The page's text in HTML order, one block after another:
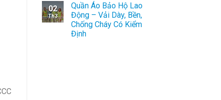
02
Th3
Quần Áo Bảo Hộ Lao
Động – Vải Dày, Bền,
Chống Cháy Có Kiểm
Định